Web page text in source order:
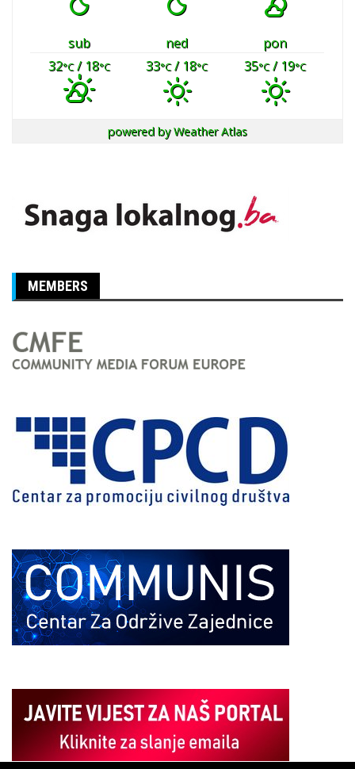
sub ned
pon
32°C/ 18°C 33°C/ 18°C 35°C/ 19°C
powered byWeather Atlas
MEMBERS